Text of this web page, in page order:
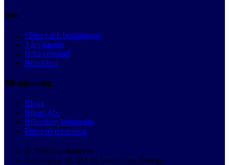
Info
*Priser och besparingar
3 års garanti
Hitta verkstad
Bilmärken
Bilrådgivning
Blogg
Bilens Abc
Billexikon Wikipedia
Priser på reparation
© 2026 Autobutler.se
Karlavägen 18, 114 31 Stockholm, Sverige